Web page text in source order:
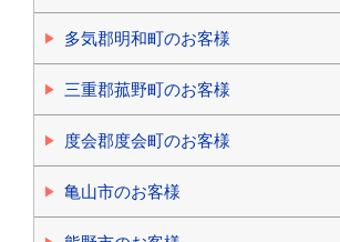
多気郡明和町のお客様
三重郡菰野町のお客様
度会郡度会町のお客様
亀山市のお客様